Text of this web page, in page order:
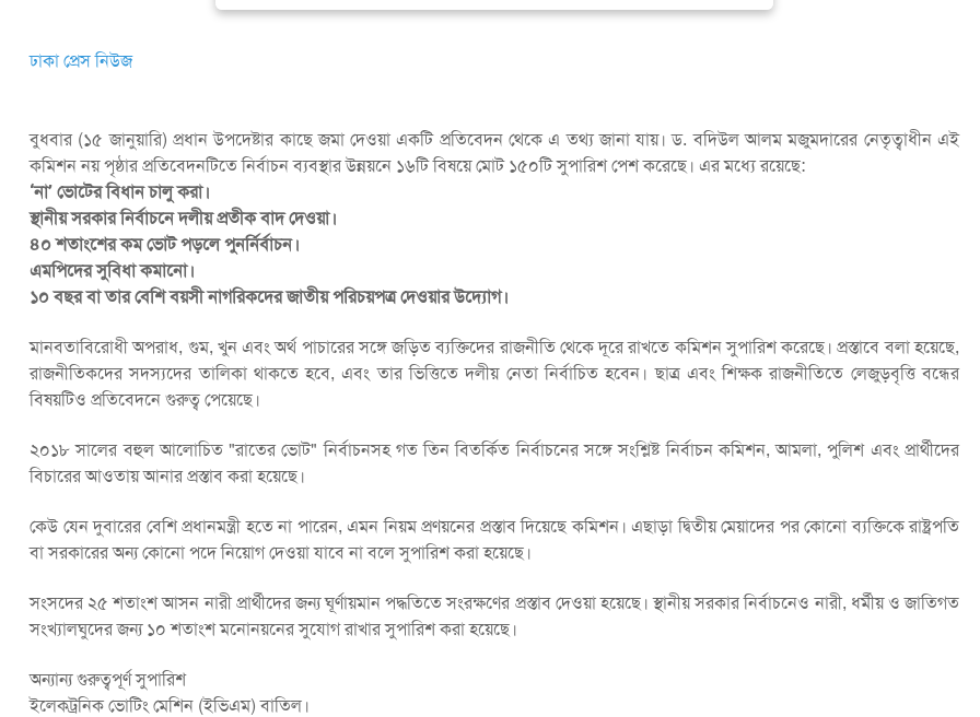
ঢাকা প্রেস নিউজ
বুধবার (১৫ জানুয়ারি) প্রধান উপদেষ্টার কাছে জমা দেওয়া একটি প্রতিবেদন থেকে এ তথ্য জানা যায়। ড. বদিউল আলম মজুমদারের নেতৃত্বাধীন এই
কমিশন নয় পৃষ্ঠার প্রতিবেদনটিতে নির্বাচন ব্যবস্থার উন্নয়নে ১৬টি বিষয়ে মোট ১৫০টি সুপারিশ পেশ করেছে। এর মধ্যে রয়েছে:
‘না’ ভোটের বিধান চালু করা।
স্থানীয় সরকার নির্বাচনে দলীয় প্রতীক বাদ দেওয়া।
৪০ শতাংশের কম ভোট পড়লে পুনর্নির্বাচন।
এমপিদের সুবিধা কমানো।
১০ বছর বা তার বেশি বয়সী নাগরিকদের জাতীয় পরিচয়পত্র দেওয়ার উদ্যোগ।
মানবতাবিরোধী অপরাধ, গুম, খুন এবং অর্থ পাচারের সঙ্গে জড়িত ব্যক্তিদের রাজনীতি থেকে দূরে রাখতে কমিশন সুপারিশ করেছে। প্রস্তাবে বলা হয়েছে,
রাজনীতিকদের সদস্যদের তালিকা থাকতে হবে, এবং তার ভিত্তিতে দলীয় নেতা নির্বাচিত হবেন। ছাত্র এবং শিক্ষক রাজনীতিতে লেজুড়বৃত্তি বন্ধের
বিষয়টিও প্রতিবেদনে গুরুত্ব পেয়েছে।
২০১৮ সালের বহুল আলোচিত "রাতের ভোট" নির্বাচনসহ গত তিন বিতর্কিত নির্বাচনের সঙ্গে সংশ্লিষ্ট নির্বাচন কমিশন, আমলা, পুলিশ এবং প্রার্থীদের
বিচারের আওতায় আনার প্রস্তাব করা হয়েছে।
কেউ যেন দুবারের বেশি প্রধানমন্ত্রী হতে না পারেন, এমন নিয়ম প্রণয়নের প্রস্তাব দিয়েছে কমিশন। এছাড়া দ্বিতীয় মেয়াদের পর কোনো ব্যক্তিকে রাষ্ট্রপতি
বা সরকারের অন্য কোনো পদে নিয়োগ দেওয়া যাবে না বলে সুপারিশ করা হয়েছে।
সংসদের ২৫ শতাংশ আসন নারী প্রার্থীদের জন্য ঘূর্ণায়মান পদ্ধতিতে সংরক্ষণের প্রস্তাব দেওয়া হয়েছে। স্থানীয় সরকার নির্বাচনেও নারী, ধর্মীয় ও জাতিগত
সংখ্যালঘুদের জন্য ১০ শতাংশ মনোনয়নের সুযোগ রাখার সুপারিশ করা হয়েছে।
অন্যান্য গুরুত্বপূর্ণ সুপারিশ
ইলেকট্রনিক ভোটিং মেশিন (ইভিএম) বাতিল।